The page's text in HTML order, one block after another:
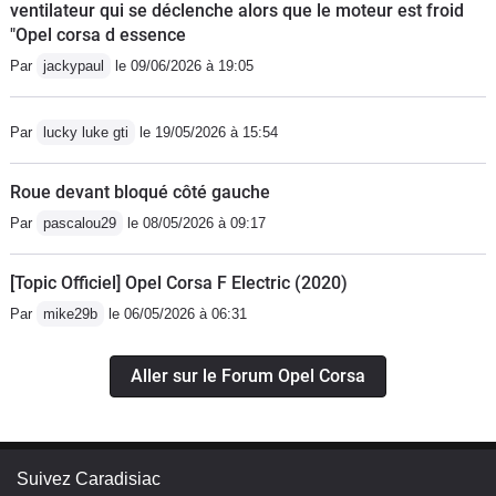
Idéal pour jeune conducteur.
ventilateur qui se déclenche alors que le moteur est froid
"Opel corsa d essence
Par jackypaul le 09/06/2026 à 19:05
Par lucky luke gti le 19/05/2026 à 15:54
Roue devant bloqué côté gauche
Par pascalou29 le 08/05/2026 à 09:17
[Topic Officiel] Opel Corsa F Electric (2020)
Par mike29b le 06/05/2026 à 06:31
Aller sur le Forum Opel Corsa
Suivez Caradisiac